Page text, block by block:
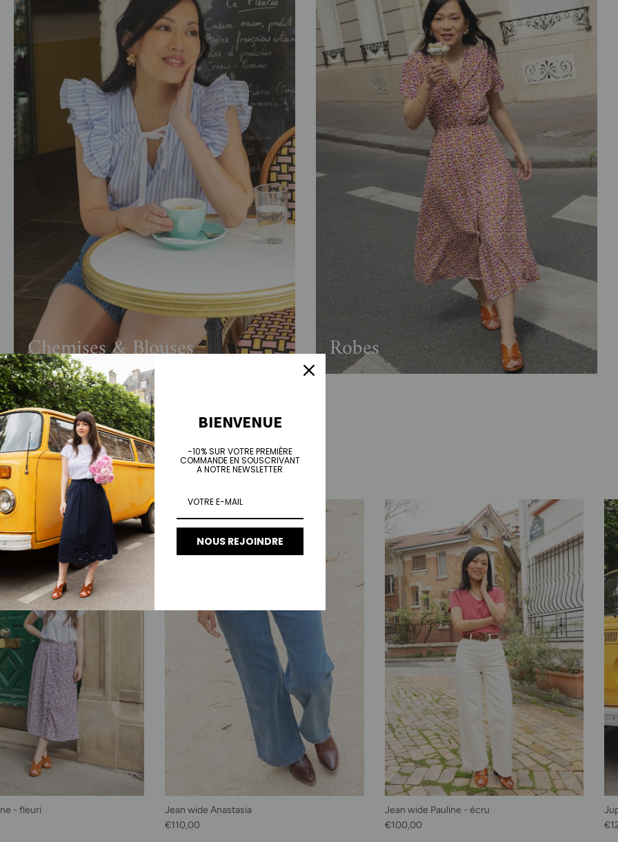
Chemises & Blouses Robes
Précédent L'Été Suivant
VOIR TOUT
- fleuri
Jean wide Anastasia
Prix habituel
€110,00
Jean wide Pauline - écru
Prix habituel
€100,00
BIENVENUE
-10% SUR VOTRE PREMIÈRE
COMMANDE EN SOUSCRIVANT
A NOTRE NEWSLETTER
NOUS REJOINDRE